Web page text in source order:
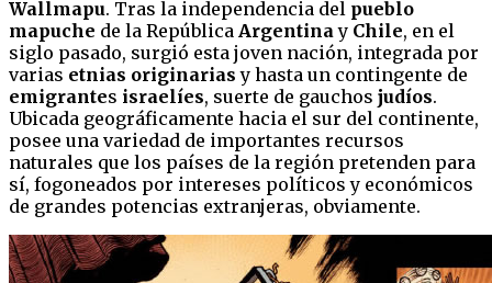
Wallmapu. Tras la independencia del pueblo
mapuche de la República Argentina y Chile, en el
siglo pasado, surgió esta joven nación, integrada por
varias etnias originarias y hasta un contingente de
emigrantes israelíes, suerte de gauchos judíos.
Ubicada geográficamente hacia el sur del continente,
posee una variedad de importantes recursos
naturales que los países de la región pretenden para
sí, fogoneados por intereses políticos y económicos
de grandes potencias extranjeras, obviamente.